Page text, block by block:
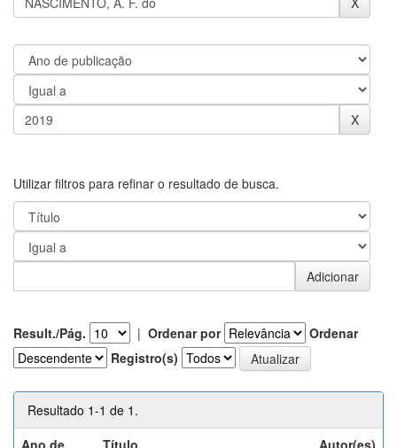
Utilizar filtros para refinar o resultado de busca.
Result./Pág. | Ordenar por
Ordenar
Registro(s)
Resultado 1-1 de 1.
Ano de
Título Autor(es)